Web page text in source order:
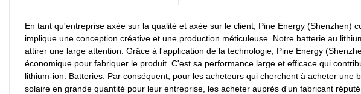
En tant qu'entreprise axée sur la qualité et axée sur le client, Pine Energy (Shenzhen)
implique une conception créative et une production méticuleuse. Notre batterie au
attirer une large attention. Grâce à l'application de la technologie, Pine Energy
économique pour fabriquer le produit. C'est sa performance large et efficace qui
lithium-ion. Batteries. Par conséquent, pour les acheteurs qui cherchent à acheter
solaire en grande quantité pour leur entreprise, les acheter auprès d'un fabricant